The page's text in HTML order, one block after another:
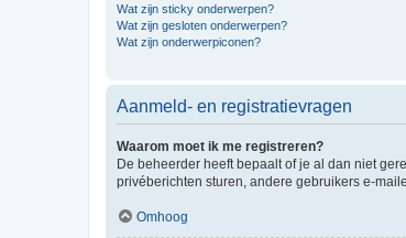
Wat zijn sticky onderwerpen?
Wat zijn gesloten onderwerpen?
Wat zijn onderwerpiconen?
Aanmeld- en registratievragen
Waarom moet ik me registreren?
De beheerder heeft bepaalt of je al dan niet
privéberichten sturen, andere gebruikers e-
Omhoog